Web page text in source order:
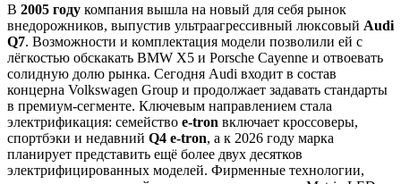
В 2005 году компания вышла на новый для себя рынок
внедорожников, выпустив ультраагрессивный люксовый Audi
Q7. Возможности и комплектация модели позволили ей с
лёгкостью обскакать BMW X5 и Porsche Cayenne и отвоевать
солидную долю рынка. Сегодня Audi входит в состав
концерна Volkswagen Group и продолжает задавать стандарты
в премиум-сегменте. Ключевым направлением стала
электрификация: семейство e-tron включает кроссоверы,
спортбэки и недавний Q4 e-tron, а к 2026 году марка
планирует представить ещё более двух десятков
электрифицированных моделей. Фирменные технологии,